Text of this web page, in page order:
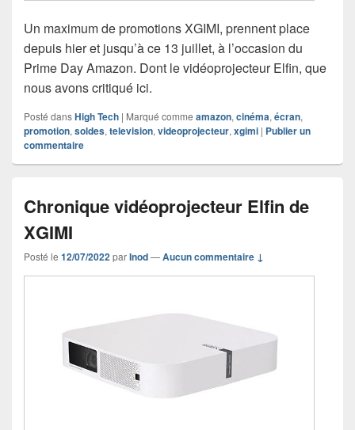
Un maximum de promotions XGIMI, prennent place
depuis hier et jusqu’à ce 13 juillet, à l’occasion du
Prime Day Amazon. Dont le vidéoprojecteur Elfin, que
nous avons critiqué ici.
Posté dansHigh Tech | Marqué comme amazon, cinéma, écran,
promotion, soldes, television, videoprojecteur, xgimi | Publier un
commentaire
Chronique vidéoprojecteur Elfin de
XGIMI
Posté le 12/07/2022parInod—Aucun commentaire ↓